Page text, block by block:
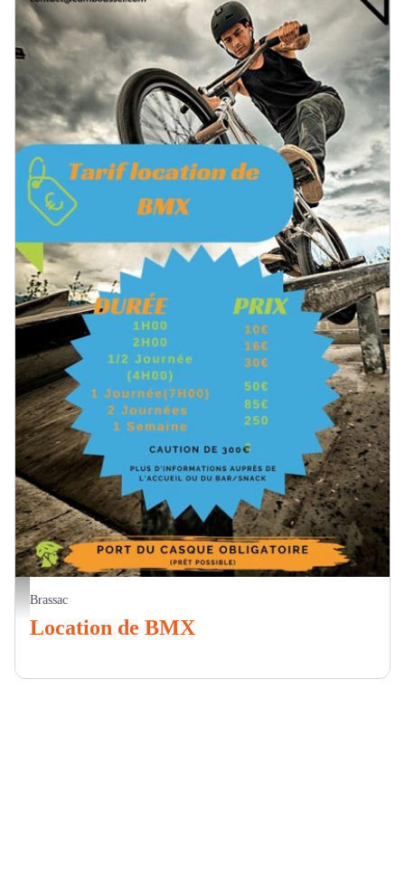
Location de BMX - Camboussel
Brassac
Location de BMX